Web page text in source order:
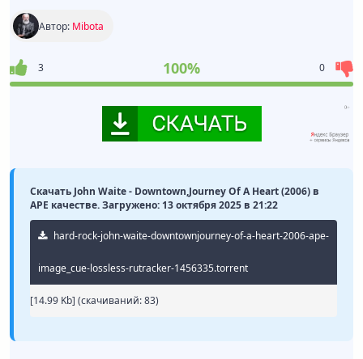
Автор: Mibota
3 100% 0
Скачать John Waite - Downtown,Journey Of A Heart (2006) в
APE качестве. Загружено: 13 октября 2025 в 21:22
hard-rock-john-waite-downtownjourney-of-a-heart-2006-ape-
image_cue-lossless-rutracker-1456335.torrent
[14.99 Kb] (cкачиваний: 83)